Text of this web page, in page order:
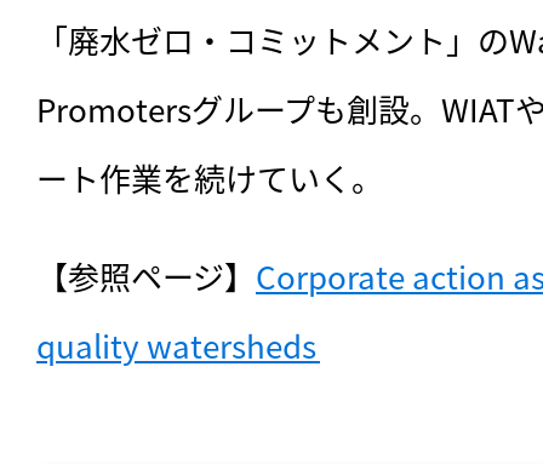
「廃水ゼロ・コミットメント」の
Promotersグループも創設。WIAT
ート作業を続けていく。
【参照ページ】 Corporate action
quality watersheds